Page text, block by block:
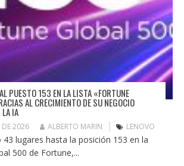
PUESTO 153 EN LA LISTA «FORTUNE
AL CRECIMIENTO DE SU NEGOCIO
IA
DE 2026 ALBERTO MARIN LENOVO
43 lugares hasta la posición 153 en la
500 de Fortune,...